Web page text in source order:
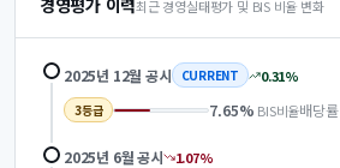
경영평가 이력최근 경영실태평가 및 BIS 비율 변화
2025년 12월 공시 CURRENT 0.31%
3등급 7.65% BIS비율배당률
2025년 6월공시 1.07%